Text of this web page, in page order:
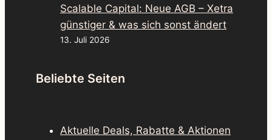
Scalable Capital: Neue AGB – Xetra
günstiger & was sich sonst ändert
13. Juli 2026
Beliebte Seiten
Aktuelle Deals, Rabatte & Aktionen